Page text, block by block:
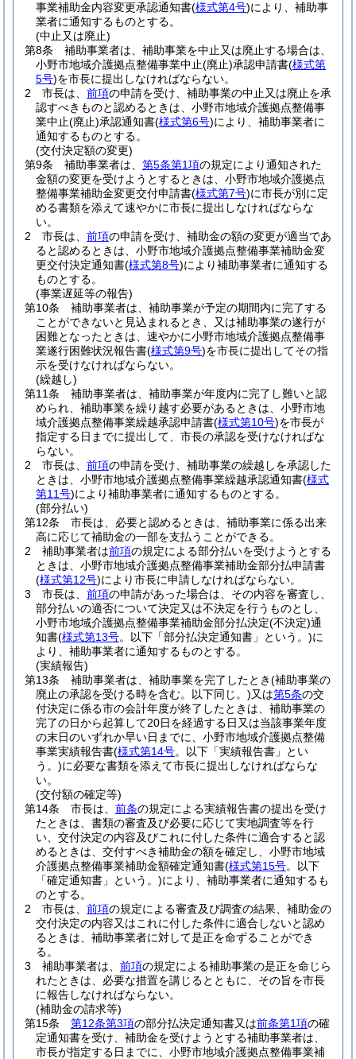
事業補助金内容変更承認通知書(様式第4号)により、補助事
業者に通知するものとする。
(中止又は廃止)
第8条
補助事業者は、補助事業を中止又は廃止する場合は、
小野市地域介護拠点整備事業中止(廃止)承認申請書(様式第
5号)を市長に提出しなければならない。
2
市長は、 前項の申請を受け、補助事業の中止又は廃止を承
認すべきものと認めるときは、小野市地域介護拠点整備事
業中止(廃止)承認通知書(様式第6号)により、補助事業者に
通知するものとする。
(交付決定額の変更)
第9条
補助事業者は、 第5条第1項の規定により通知された
金額の変更を受けようとするときは、小野市地域介護拠点
整備事業補助金変更交付申請書(様式第7号)に市長が別に定
める書類を添えて速やかに市長に提出しなければならな
い。
2
市長は、 前項の申請を受け、補助金の額の変更が適当であ
ると認めるときは、小野市地域介護拠点整備事業補助金変
更交付決定通知書(様式第8号)により補助事業者に通知する
ものとする。
(事業遅延等の報告)
第10条
補助事業者は、補助事業が予定の期間内に完了する
ことができないと見込まれるとき、又は補助事業の遂行が
困難となったときは、速やかに小野市地域介護拠点整備事
業遂行困難状況報告書(様式第9号)を市長に提出してその指
示を受けなければならない。
(繰越し)
第11条
補助事業者は、補助事業が年度内に完了し難いと認
められ、補助事業を繰り越す必要があるときは、小野市地
域介護拠点整備事業繰越承認申請書(様式第10号)を市長が
指定する日までに提出して、市長の承認を受けなければな
らない。
2
市長は、 前項の申請を受け、補助事業の繰越しを承認した
ときは、小野市地域介護拠点整備事業繰越承認通知書(様式
第11号)により補助事業者に通知するものとする。
(部分払い)
第12条
市長は、必要と認めるときは、補助事業に係る出来
高に応じて補助金の一部を支払うことができる。
2
補助事業者は前項の規定による部分払いを受けようとする
ときは、小野市地域介護拠点整備事業補助金部分払申請書
(様式第12号)により市長に申請しなければならない。
3
市長は、 前項の申請があった場合は、その内容を審査し、
部分払いの適否について決定又は不決定を行うものとし、
小野市地域介護拠点整備事業補助金部分払決定(不決定)通
知書(様式第13号。以下「部分払決定通知書」という。)に
より、補助事業者に通知するものとする。
(実績報告)
第13条
補助事業者は、補助事業を完了したとき(補助事業の
廃止の承認を受ける時を含む。以下同じ。)又は第5条の交
付決定に係る市の会計年度が終了したときは、補助事業の
完了の日から起算して20日を経過する日又は当該事業年度
の末日のいずれか早い日までに、小野市地域介護拠点整備
事業実績報告書(様式第14号。以下「実績報告書」とい
う。)に必要な書類を添えて市長に提出しなければならな
い。
(交付額の確定等)
第14条
市長は、 前条の規定による実績報告書の提出を受け
たときは、書類の審査及び必要に応じて実地調査等を行
い、交付決定の内容及びこれに付した条件に適合すると認
めるときは、交付すべき補助金の額を確定し、小野市地域
介護拠点整備事業補助金額確定通知書(様式第15号。以下
「確定通知書」という。)により、補助事業者に通知するも
のとする。
2
市長は、 前項の規定による審査及び調査の結果、補助金の
交付決定の内容又はこれに付した条件に適合しないと認め
るときは、補助事業者に対して是正を命ずることができ
る。
3
補助事業者は、 前項の規定による補助事業の是正を命じら
れたときは、必要な措置を講じるとともに、その旨を市長
に報告しなければならない。
(補助金の請求等)
第15条
第12条第3項の部分払決定通知書又は前条第1項の確
定通知書を受け、補助金を受けようとする補助事業者は、
市長が指定する日までに、小野市地域介護拠点整備事業補